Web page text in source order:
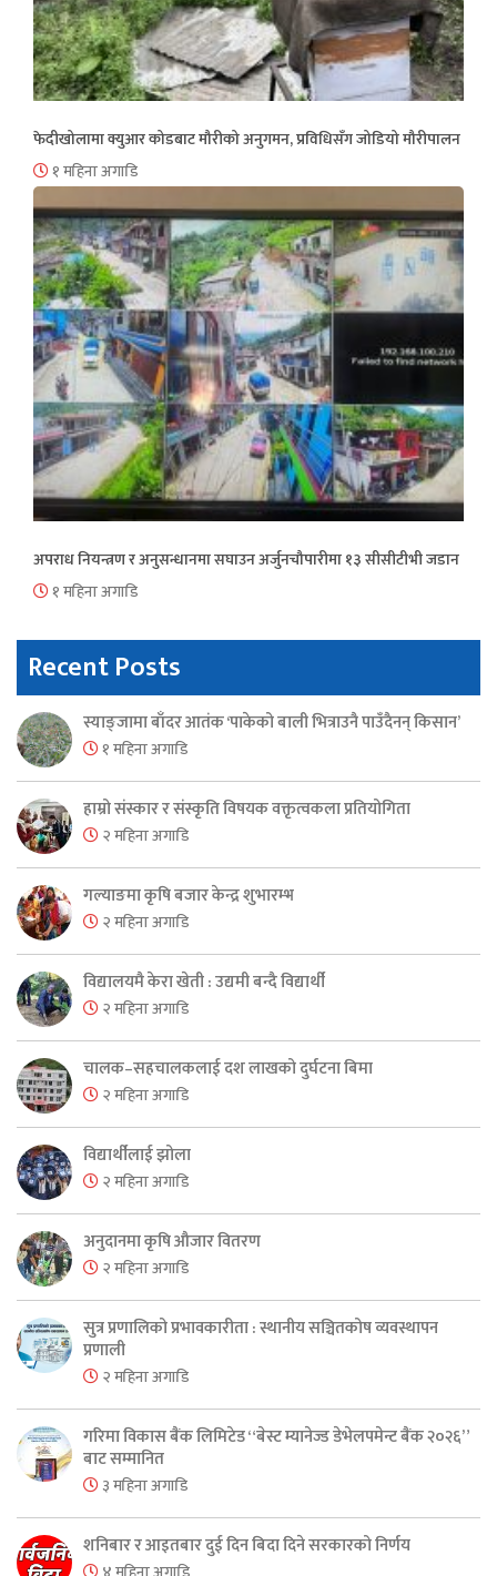
फेदीखोलामा क्युआर कोडबाट मौरीको अनुगमन, प्रविधिसँग जोडियो मौरीपालन
१ महिना अगाडि
अपराध नियन्त्रण र अनुसन्धानमा सघाउन अर्जुनचौपारीमा १३ सीसीटीभी जडान
१ महिना अगाडि
Recent Posts
स्याङ्जामा बाँदर आतंक ‘पाकेको बाली भित्राउनै पाउँदैनन् किसान’
१ महिना अगाडि
हाम्रो संस्कार र संस्कृति विषयक वक्तृत्वकला प्रतियोगिता
२ महिना अगाडि
गल्याङमा कृषि बजार केन्द्र शुभारम्भ
२ महिना अगाडि
विद्यालयमै केरा खेती : उद्यमी बन्दै विद्यार्थी
२ महिना अगाडि
चालक–सहचालकलाई दश लाखको दुर्घटना बिमा
२ महिना अगाडि
विद्यार्थीलाई झोला
२ महिना अगाडि
अनुदानमा कृषि औजार वितरण
२ महिना अगाडि
सुत्र प्रणालिको प्रभावकारीता : स्थानीय सञ्चितकोष व्यवस्थापन
प्रणाली
२ महिना अगाडि
गरिमा विकास बैंक लिमिटेड “बेस्ट म्यानेज्ड डेभेलपमेन्ट बैंक २०२६”
बाट सम्मानित
३ महिना अगाडि
शनिबार र आइतबार दुई दिन बिदा दिने सरकारको निर्णय